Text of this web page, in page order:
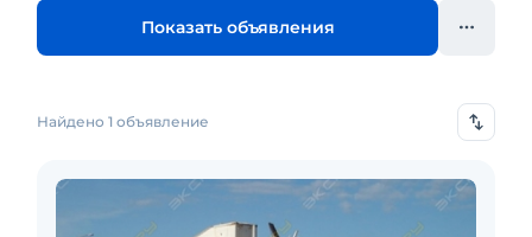
Показать объявления
Найдено 1 объявление